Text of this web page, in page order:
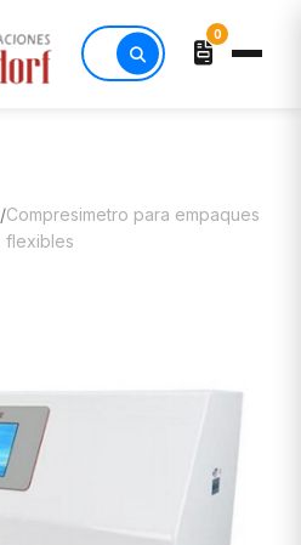
0
/Compresimetro para empaques
flexibles